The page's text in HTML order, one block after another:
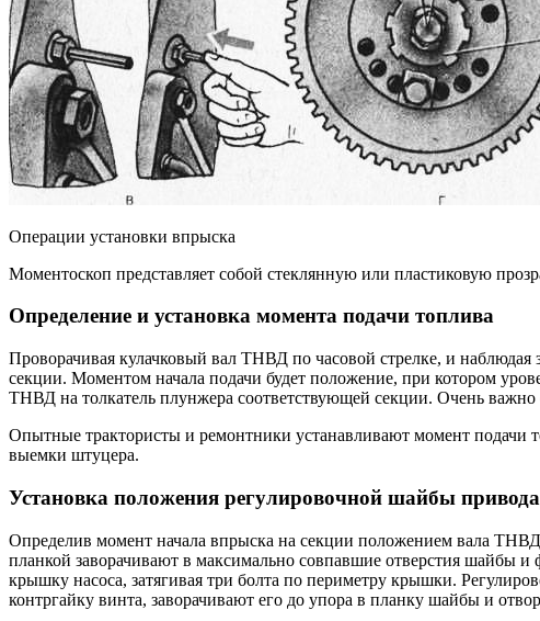
Операции установки впрыска
Моментоскоп представляет собой стеклянную или пластиковую
Определение и установка момента подачи топлива
Проворачивая кулачковый вал ТНВД по часовой стрелке, и
секции. Моментом начала подачи будет положение, при котором
ТНВД на толкатель плунжера соответствующей секции. Очень важно
Опытные трактористы и ремонтники устанавливают момент подачи
выемки штуцера.
Установка положения регулировочной шайбы привода
Определив момент начала впрыска на секции положением вала
планкой заворачивают в максимально совпавшие отверстия шайбы
крышку насоса, затягивая три болта по периметру крышки.
контргайку винта, заворачивают его до упора в планку шайбы и